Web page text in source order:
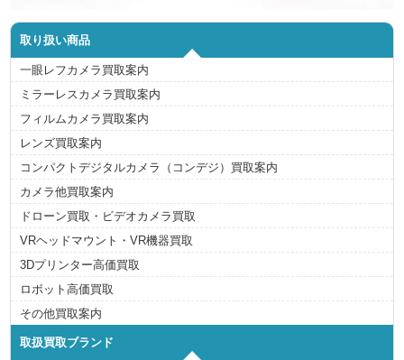
取り扱い商品
一眼レフカメラ買取案内
ミラーレスカメラ買取案内
フィルムカメラ買取案内
レンズ買取案内
コンパクトデジタルカメラ（コンデジ）買取案内
カメラ他買取案内
ドローン買取・ビデオカメラ買取
VRヘッドマウント・VR機器買取
3Dプリンター高価買取
ロボット高価買取
その他買取案内
取扱買取ブランド